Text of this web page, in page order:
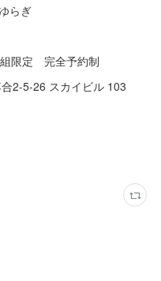
らぎ
組限定 完全予約制
2-5-26 スカイビル 103